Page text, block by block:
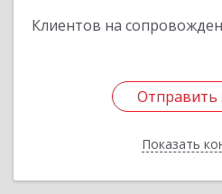
Клиентов на
Отправить
Показать
Отправить
Назад